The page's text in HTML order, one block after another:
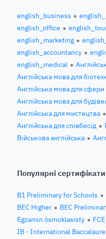
english_business
english_office
english_marketing
english_accountancy
english_medical
Англійська мова для
Англійська мова для сфери
Англійська мова для
Англійська для мистецтва
Англійська для співбесід
Військова англійська
Популярні
B1 Preliminary for Schools
BEC Higher
BEC
Egzamin ósmoklasisty
FCE
IB - International